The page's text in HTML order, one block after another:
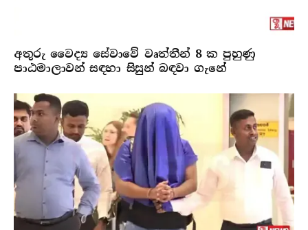
අතුරු වෛද්‍ය සේවාවේ වෘත්තීන් 8 ක පුහුණු
පාඨමාලාවන් සඳහා සිසුන් බඳවා ගැනේ